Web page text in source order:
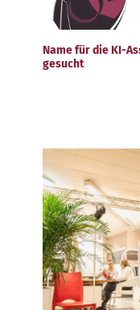
Name für die KI-
gesucht